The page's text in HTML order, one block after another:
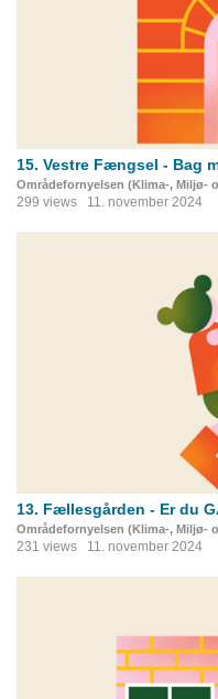
15. Vestre Fængsel - Bag
Områdefornyelsen (Klima-, Miljø-
299 views 11. november 2024
13. Fællesgården - Er du
Områdefornyelsen (Klima-, Miljø-
231 views 11. november 2024